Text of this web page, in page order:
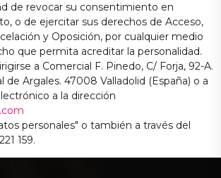
de revocar su consentimiento en
o de ejercitar sus derechos de Acceso,
y Oposición, por cualquier medio
que permita acreditar la personalidad.
a Comercial F. Pinedo, C/ Forja, 92-A.
de Argales. 47008 Valladolid (España) o a
a la dirección
personales" o también a través del
159.